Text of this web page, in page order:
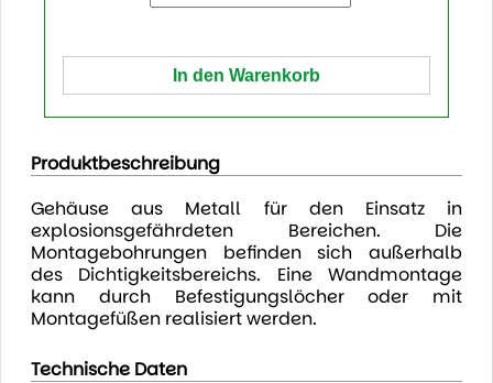
Produktbeschreibung
Gehäuse aus Metall für den Einsatz in
explosionsgefährdeten Bereichen. Die
Montagebohrungen befinden sich außerhalb
des Dichtigkeitsbereichs. Eine Wandmontage
kann durch Befestigungslöcher oder mit
Montagefüßen realisiert werden.
Technische Daten